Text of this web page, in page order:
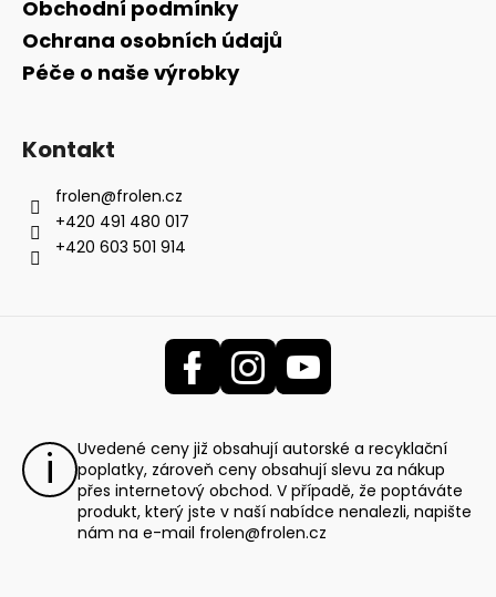
Obchodní podmínky
Ochrana osobních údajů
Péče o naše výrobky
Kontakt
frolen@frolen.cz
+420 491 480 017
+420 603 501 914
Uvedené ceny již obsahují autorské a recyklační
poplatky, zároveň ceny obsahují slevu za nákup
přes internetový obchod. V případě, že poptáváte
produkt, který jste v naší nabídce nenalezli, napište
nám na e-mail frolen@frolen.cz